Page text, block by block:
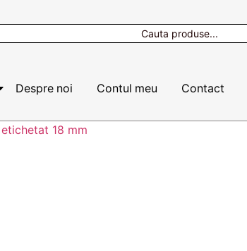
Despre noi Contul meu Contact